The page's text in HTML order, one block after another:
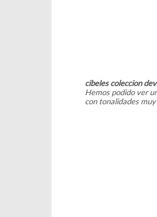
cibeles coleccion
Hemos podido ver
con tonalidades